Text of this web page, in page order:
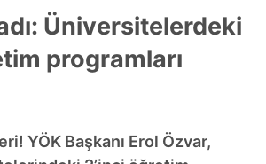
Üniversitelerdeki
programları
YÖK Başkanı Erol Özvar,